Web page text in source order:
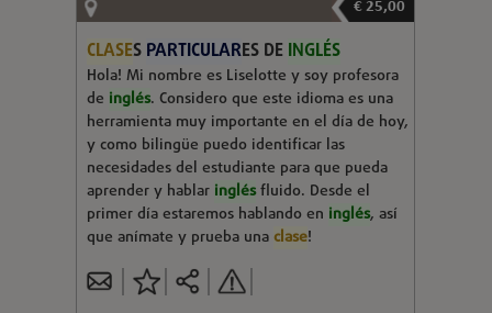
€ 25,00
CLASES PARTICULARES DE INGLÉS
Hola! Mi nombre es Liselotte y soy profesora
de inglés. Considero que este idioma es una
herramienta muy importante en el día de hoy,
y como bilingüe puedo identificar las
necesidades del estudiante para que pueda
aprender y hablar inglésfluido. Desde el
primer día estaremos hablando en inglés, así
que anímate y prueba unaclase!